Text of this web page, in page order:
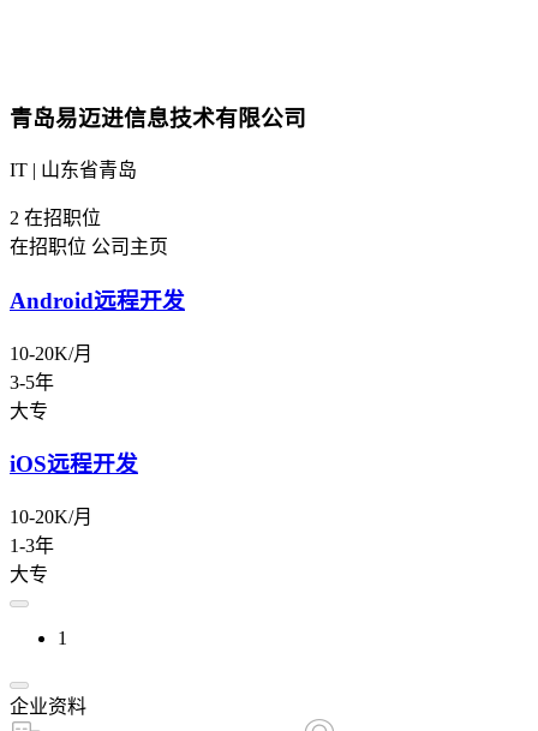
青岛易迈进信息技术有限公司
IT | 山东省青岛
2 在招职位
在招职位 公司主页
Android远程开发
10-20K/月
3-5年
大专
iOS远程开发
10-20K/月
1-3年
大专
1
企业资料